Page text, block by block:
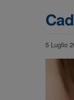
5 Luglio